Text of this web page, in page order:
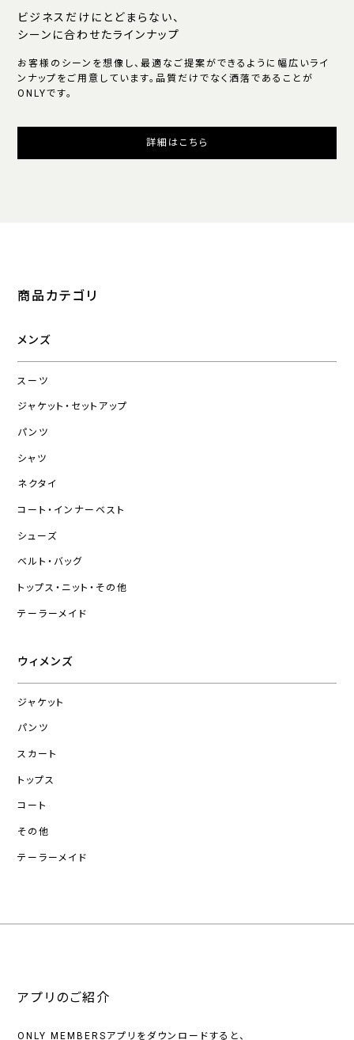
ビジネスだけにとどまらない、
シーンに合わせたラインナップ
お客様のシーンを想像し、最適なご提案ができるように幅広いライ
ンナップをご用意しています。品質だけでなく洒落であることが
ONLYです。
詳細はこちら
商品カテゴリ
メンズ
スーツ
ジャケット・セットアップ
パンツ
シャツ
ネクタイ
コート・インナーベスト
シューズ
ベルト・バッグ
トップス・ニット・その他
テーラーメイド
ウィメンズ
ジャケット
パンツ
スカート
トップス
コート
その他
テーラーメイド
アプリのご紹介
ONLY MEMBERSアプリをダウンロードすると、